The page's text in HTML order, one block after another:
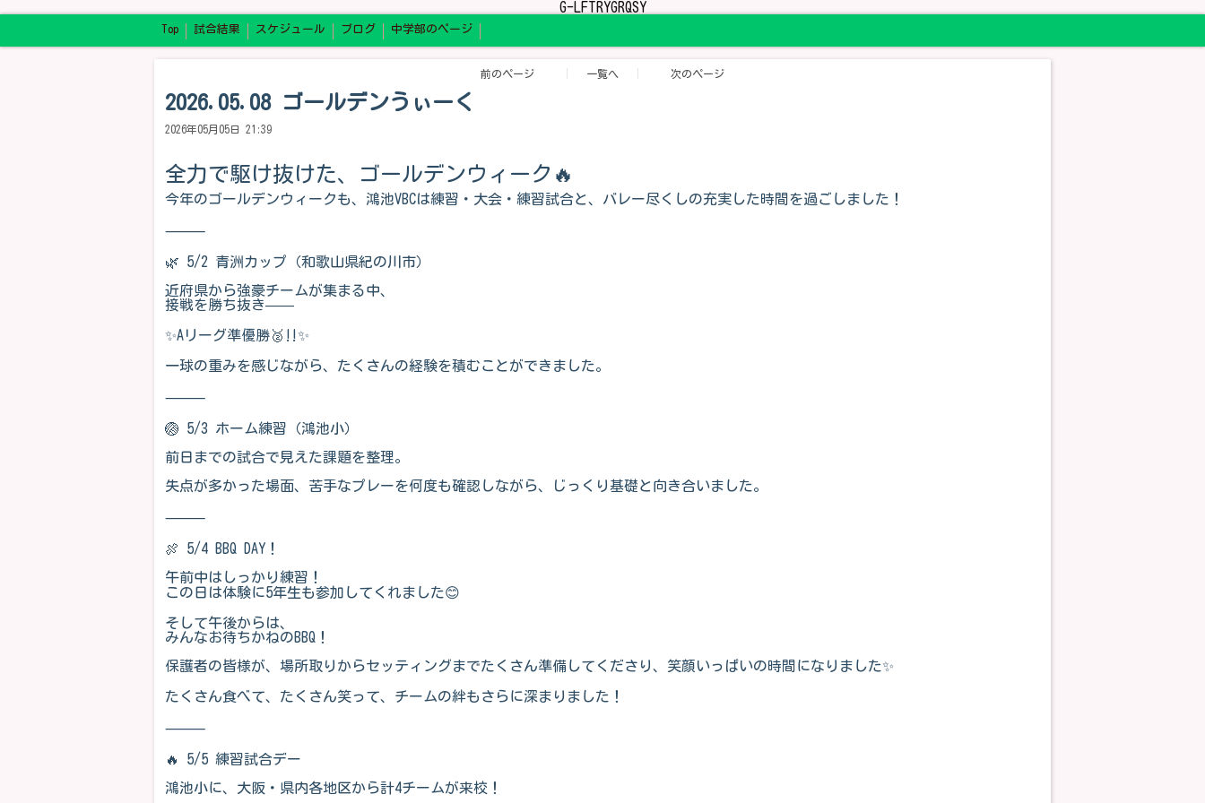
G-LFTRYGRQSY
Top 試合結果 スケジュール ブログ 中学部のページ
前のページ 一覧へ 次のページ
2026.05.08 ゴールデンうぃーく
2026年05月05日 21:39
全力で駆け抜けた、ゴールデンウィーク🔥
今年のゴールデンウィークも、鴻池VBCは練習・大会・練習試合と、バレー尽くしの充実した時間を過ごしました！
⸻
🌿 5/2 青洲カップ（和歌山県紀の川市）
近府県から強豪チームが集まる中、
接戦を勝ち抜き——
✨Aリーグ準優勝🥈‼️✨
一球の重みを感じながら、たくさんの経験を積むことができました。
⸻
🏐 5/3 ホーム練習（鴻池小）
前日までの試合で見えた課題を整理。
失点が多かった場面、苦手なプレーを何度も確認しながら、じっくり基礎と向き合いました。
⸻
🍖 5/4 BBQ DAY！
午前中はしっかり練習！
この日は体験に5年生も参加してくれました😊
そして午後からは、
みんなお待ちかねのBBQ！
保護者の皆様が、場所取りからセッティングまでたくさん準備してくださり、笑顔いっぱいの時間になりました✨
たくさん食べて、たくさん笑って、チームの絆もさらに深まりました！
⸻
🔥 5/5 練習試合デー
鴻池小に、大阪・県内各地区から計4チームが来校！